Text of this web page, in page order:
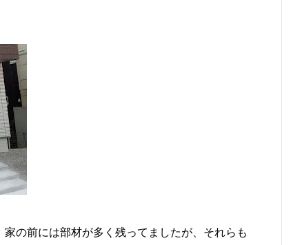
の前には部材が多く残ってましたが、それらも